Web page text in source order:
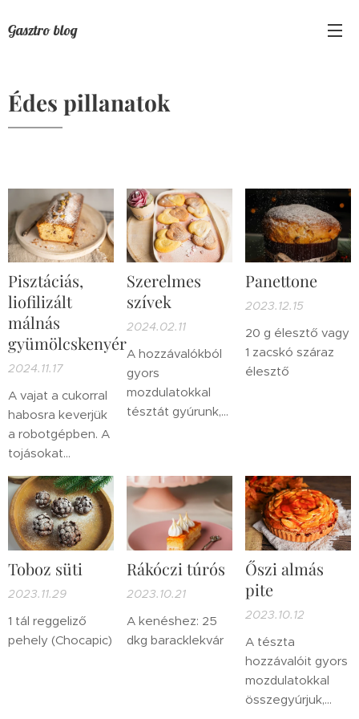
Gasztro blog
Édes pillanatok
Pisztáciás,
liofilizált
málnás
gyümölcskenyér
2024.11.17
A vajat a cukorral
habosra keverjük
a robotgépben. A
tojásokat
egyesével
hozzáadjuk,
közben a lisztet
kanalazzuk és
folyamatosan
keverjük a
gépben nem
Hozzáadjuk a
sütőport és a
Szerelmes
szívek
2024.02.11
A hozzávalókból
gyors
mozdulatokkal
tésztát gyúrunk,
majd lefóliázzuk
és 1-2 órára
hűtőbe
helyezzük.
Panettone
2023.12.15
20 g élesztő vagy
1 zacskó száraz
élesztő
Toboz süti
2023.11.29
1 tál reggeliző
pehely (Chocapic)
Rákóczi túrós
2023.10.21
A kenéshez: 25
dkg baracklekvár
Őszi almás
pite
2023.10.12
A tészta
hozzávalóit gyors
mozdulatokkal
összegyúrjuk,